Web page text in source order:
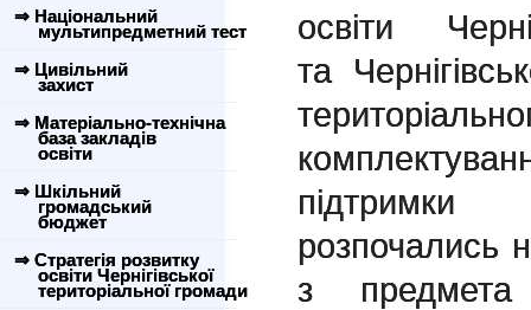
⇒ Національний
мультипредметний тест
⇒ Цивільний
захист
⇒ Матеріально-технічна
база закладів
освіти
⇒ Шкільний
громадський
бюджет
⇒ Стратегія розвитку
освіти Чернігівської
територіальної громади
освіти
та
розпочались
з предмета